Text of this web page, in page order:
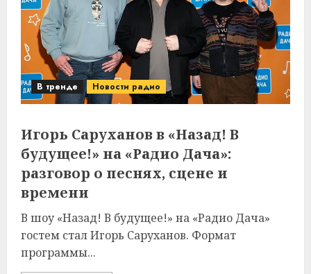
В тренде Новости радио
Игорь Саруханов в «Назад! В
будущее!» на «Радио Дача»:
разговор о песнях, сцене и
времени
В шоу «Назад! В будущее!» на «Радио Дача»
гостем стал Игорь Саруханов. Формат
программы...